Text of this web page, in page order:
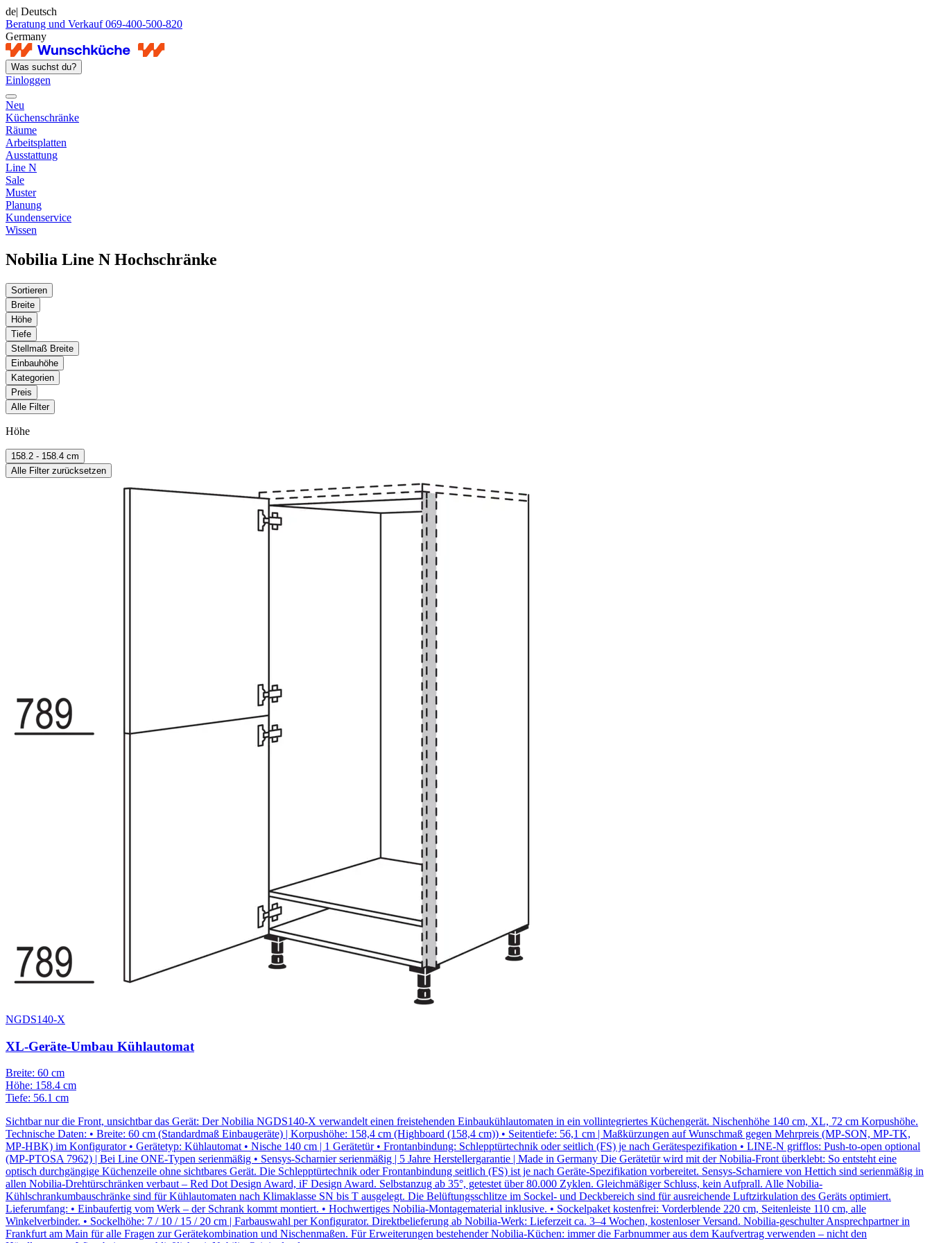
de| Deutsch
Beratung und Verkauf 069-400-500-820
Germany
Was suchst du?
Einloggen
Neu
Küchenschränke
Räume
Arbeitsplatten
Ausstattung
Line N
Sale
Muster
Planung
Kundenservice
Wissen
Nobilia Line N Hochschränke
Sortieren
Breite
Höhe
Tiefe
Stellmaß Breite
Einbauhöhe
Kategorien
Preis
Alle Filter
Höhe
158.2 - 158.4 cm
Alle Filter zurücksetzen
NGDS140-X
XL-Geräte-Umbau Kühlautomat
Breite: 60 cm
Höhe: 158.4 cm
Tiefe: 56.1 cm
Sichtbar nur die Front, unsichtbar das Gerät: Der Nobilia NGDS140-X verwandelt einen freistehenden Einbaukühlautomaten in ein vollintegriertes Küchengerät. Nischenhöhe 140 cm, XL, 72 cm Korpushöhe.
Technische Daten: • Breite: 60 cm (Standardmaß Einbaugeräte) | Korpushöhe: 158,4 cm (Highboard (158,4 cm)) • Seitentiefe: 56,1 cm | Maßkürzungen auf Wunschmaß gegen Mehrpreis (MP-SON, MP-TK,
MP-HBK) im Konfigurator • Gerätetyp: Kühlautomat • Nische 140 cm | 1 Gerätetür • Frontanbindung: Schlepptürtechnik oder seitlich (FS) je nach Gerätespezifikation • LINE-N grifflos: Push-to-open optional
(MP-PTOSA 7962) | Bei Line ONE-Typen serienmäßig • Sensys-Scharnier serienmäßig | 5 Jahre Herstellergarantie | Made in Germany Die Gerätetür wird mit der Nobilia-Front überklebt: So entsteht eine
optisch durchgängige Küchenzeile ohne sichtbares Gerät. Die Schlepptürtechnik oder Frontanbindung seitlich (FS) ist je nach Geräte-Spezifikation vorbereitet. Sensys-Scharniere von Hettich sind serienmäßig in
allen Nobilia-Drehtürschränken verbaut – Red Dot Design Award, iF Design Award. Selbstanzug ab 35°, getestet über 80.000 Zyklen. Gleichmäßiger Schluss, kein Aufprall. Alle Nobilia-
Kühlschrankumbauschränke sind für Kühlautomaten nach Klimaklasse SN bis T ausgelegt. Die Belüftungsschlitze im Sockel- und Deckbereich sind für ausreichende Luftzirkulation des Geräts optimiert.
Lieferumfang: • Einbaufertig vom Werk – der Schrank kommt montiert. • Hochwertiges Nobilia-Montagematerial inklusive. • Sockelpaket kostenfrei: Vorderblende 220 cm, Seitenleiste 110 cm, alle
Winkelverbinder. • Sockelhöhe: 7 / 10 / 15 / 20 cm | Farbauswahl per Konfigurator. Direktbelieferung ab Nobilia-Werk: Lieferzeit ca. 3–4 Wochen, kostenloser Versand. Nobilia-geschulter Ansprechpartner in
Frankfurt am Main für alle Fragen zur Gerätekombination und Nischenmaßen. Für Erweiterungen bestehender Nobilia-Küchen: immer die Farbnummer aus dem Kaufvertrag verwenden – nicht den